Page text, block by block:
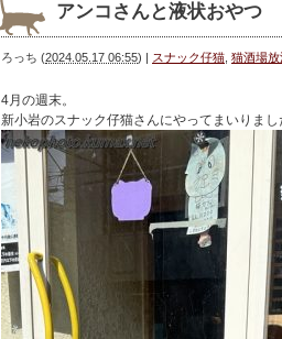
アンコさんと液状おやつ
ろっち (2024.05.17 06:55) | スナック仔猫 猫酒場放
4月の週末。
新小岩のスナック仔猫さんにやってまいりまし